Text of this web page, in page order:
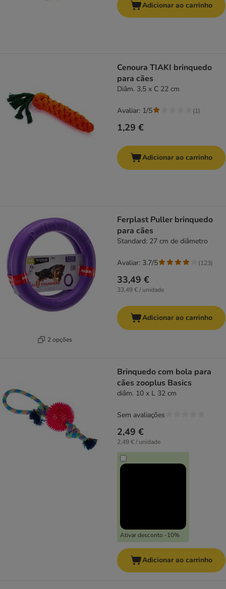
Adicionar ao carrinho
Cenoura TIAKI brinquedo
para cães
Diâm. 3,5 x C 22 cm
1,29 €
Avaliar: 1/5 (1)
Adicionar ao carrinho
2 opções
Ferplast Puller brinquedo
para cães
Standard: 27 cm de diâmetro
33,49 €
33,49 € / unidade
Avaliar: 3.7/5 (123)
Adicionar ao carrinho
Brinquedo com bola para
cães zooplus Basics
diâm. 10 x L 32 cm
2,49 €
2,49 € / unidade
Ativar desconto -10%
Sem avaliações
Adicionar ao carrinho